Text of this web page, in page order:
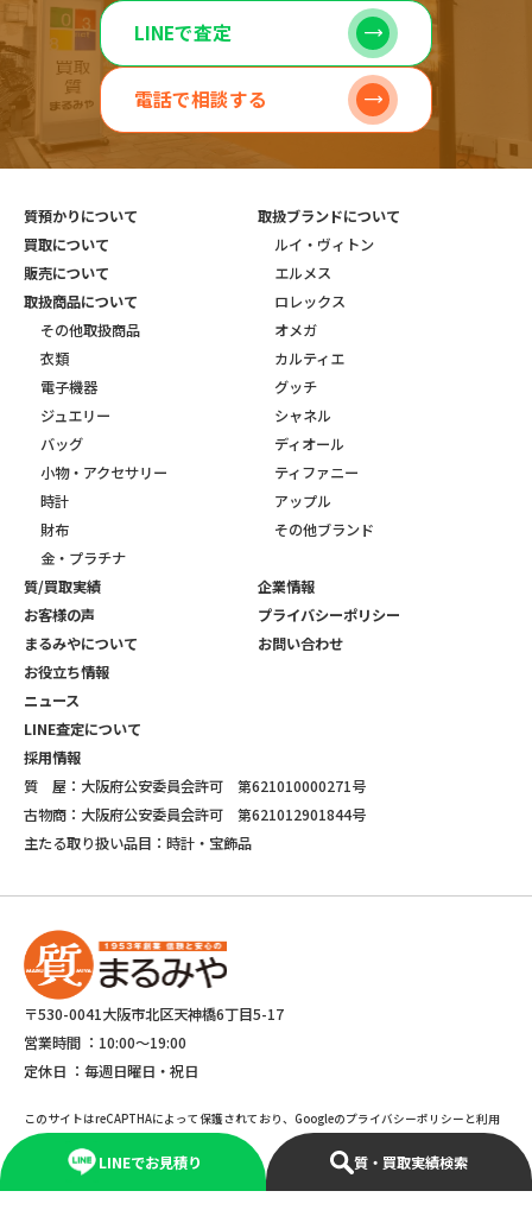
LINEで査定
電話で相談する
LINEでお見積り 質・買取実績検索
質預かりについて
買取について
販売について
取扱商品について
その他取扱商品
衣類
電子機器
ジュエリー
バッグ
小物・アクセサリー
時計
財布
金・プラチナ
取扱ブランドについて
ルイ・ヴィトン
エルメス
ロレックス
オメガ
カルティエ
グッチ
シャネル
ディオール
ティファニー
アップル
その他ブランド
質/買取実績
お客様の声
まるみやについて
お役立ち情報
ニュース
LINE査定について
採用情報
企業情報
プライバシーポリシー
お問い合わせ
質 屋：大阪府公安委員会許可 第621010000271号
古物商：大阪府公安委員会許可 第621012901844号
主たる取り扱い品目：時計・宝飾品
〒530-0041大阪市北区天神橋6丁目5-17
営業時間 ： 10:00～19:00
定休日 ： 毎週日曜日・祝日
このサイトはreCAPTHAによって保護されており、Googleのプライバシーポリシーと利用
規約が適応されます。